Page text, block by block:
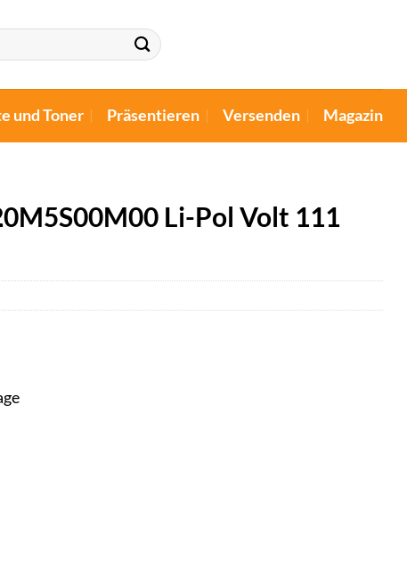
und Toner Präsentieren Versenden Magazin
Li-Pol Volt 111